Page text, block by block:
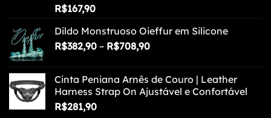
R$167,90
Dildo Monstruoso Oieffur em Silicone
R$382,90 – R$708,90Faixa
R$382,90
através
Cinta Peniana Arnês de Couro | Leather
Harness Strap On Ajustável e Confortável
R$281,90